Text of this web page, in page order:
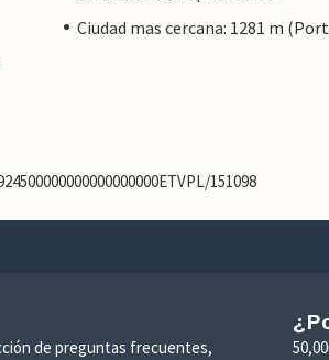
Ciudad mas cercana: 1281 m
151098
de preguntas frecuentes,